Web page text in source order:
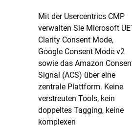
Mit der Usercentrics CMP
verwalten Sie Microsoft
Clarity Consent Mode,
Google Consent Mode v2
sowie das Amazon
Signal (ACS) über eine
zentrale Plattform. Keine
verstreuten Tools, kein
doppeltes Tagging, keine
komplexen